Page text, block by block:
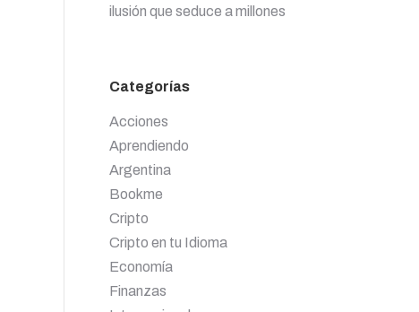
ilusión que seduce a millones
Categorías
Acciones
Aprendiendo
Argentina
Bookme
Cripto
Cripto en tu Idioma
Economía
Finanzas